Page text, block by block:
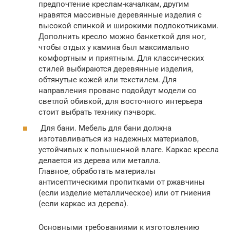
предпочтение креслам-качалкам, другим
нравятся массивные деревянные изделия с
высокой спинкой и широкими подлокотниками.
Дополнить кресло можно банкеткой для ног,
чтобы отдых у камина был максимально
комфортным и приятным. Для классических
стилей выбираются деревянные изделия,
обтянутые кожей или текстилем. Для
направления прованс подойдут модели со
светлой обивкой, для восточного интерьера
стоит выбрать технику пэчворк.
Для бани. Мебель для бани должна
изготавливаться из надежных материалов,
устойчивых к повышенной влаге. Каркас кресла
делается из дерева или металла.
Главное, обработать материалы
антисептическими пропитками от ржавчины
(если изделие металлическое) или от гниения
(если каркас из дерева).
Основными требованиями к изготовлению